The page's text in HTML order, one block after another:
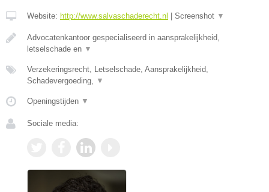
Website: http://www.salvaschaderecht.nl Screenshot ▼
Advocatenkantoor gespecialiseerd in aansprakelijkheid,
letselschade en ▼
Verzekeringsrecht, Letselschade, Aansprakelijkheid,
Schadevergoeding, ▼
Openingstijden ▼
Sociale media: